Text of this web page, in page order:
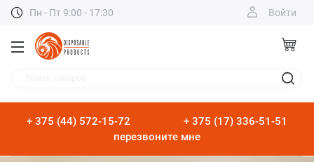
Пн - Пт 9:00 - 17:30 Войти
+ 375 (44) 572-15-72
+ 375 (17) 336-51-51
перезвоните мне